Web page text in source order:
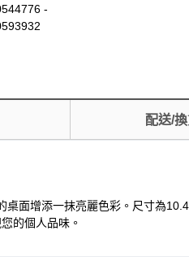
-
配送/
面增添一抹亮麗色彩。尺寸為
的個人品味。